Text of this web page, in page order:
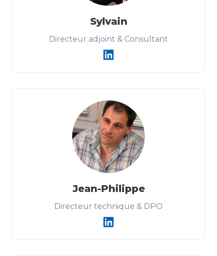
Sylvain
Directeur adjoint & Consultant
Jean-Philippe
Directeur technique & DPO